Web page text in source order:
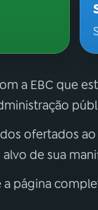
a EBC que
ofertados
de sua
a página